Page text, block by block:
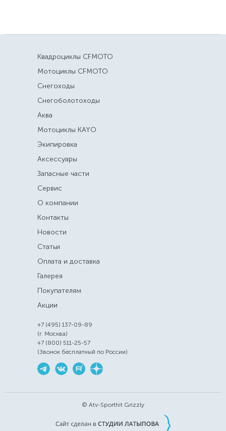
Квадроциклы CFMOTO
Мотоциклы CFMOTO
Снегоходы
Снегоболотоходы
Аква
Мотоциклы KAYO
Экипировка
Аксессуары
Запасные части
Сервис
О компании
Контакты
Новости
Статьи
Оплата и доставка
Галерея
Покупателям
Акции
+7 (495) 137-09-89
(г. Москва)
+7 (800) 511-25-57
(Звонок бесплатный по России)
© Atv-Sporthit Grizzly